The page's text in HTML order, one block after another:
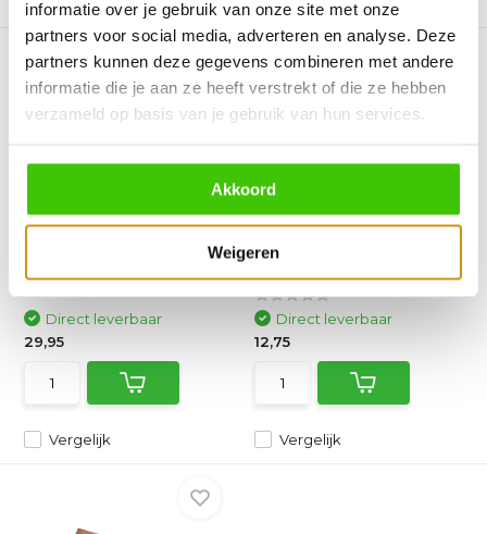
informatie over je gebruik van onze site met onze
partners voor social media, adverteren en analyse. Deze
partners kunnen deze gegevens combineren met andere
informatie die je aan ze heeft verstrekt of die ze hebben
verzameld op basis van je gebruik van hun services.
Akkoord
Weigeren
Grip | Zwart
Vergelijk
Direct leverbaar
29,95
Forged Leather Hoes
Broodmes
meenemen en het
Vergelijk
Direct leverbaar
12,75